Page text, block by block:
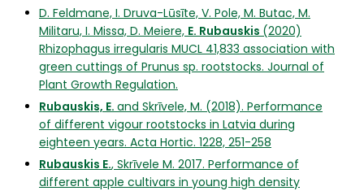
D. Feldmane, I. Druva-Lūsīte, V. Pole, M. Butac, M.
Militaru, I. Missa, D. Meiere, E. Rubauskis (2020)
Rhizophagus irregularis MUCL 41,833 association with
green cuttings of Prunus sp. rootstocks. Journal of
Plant Growth Regulation.
Rubauskis, E. and Skrīvele, M. (2018). Performance
of different vigour rootstocks in Latvia during
eighteen years. Acta Hortic. 1228, 251-258
Rubauskis E., Skrīvele M. 2017. Performance of
different apple cultivars in young high density